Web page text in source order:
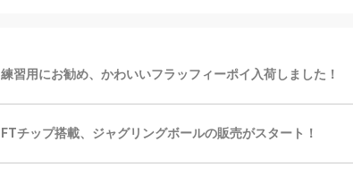
練習用にお勧め、かわいいフラッフィーポイ入荷しました！
FTチップ搭載、ジャグリングボールの販売がスタート！